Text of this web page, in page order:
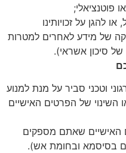
על זכויותינו
מידע לאחרים למטרות
אשראי).
וטכני סביר על מנת למנוע
של הפרטים האישיים
שאתם מספקים
ובחומת אש).